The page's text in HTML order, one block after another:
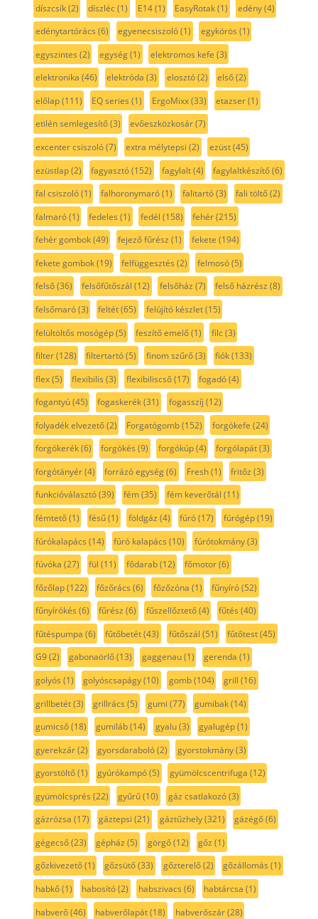
díszcsík(2) díszléc(1) E14(1) EasyRotak(1) edény(4)
edénytartórács (6) egyenecsiszoló(1) egykörös (1)
egyszintes (2) egység(1) elektromos kefe (3)
elektronika (46) elektróda (3) elosztó(2) első(2)
előlap(111) EQ series (1) ErgoMixx(33) etazser(1)
etilén semlegesítő(3) evőeszközkosár(7)
excenter csiszoló(7) extra mélytepsi (2) ezüst(45)
ezüstlap(2) fagyasztó(152) fagylalt(4) fagylaltkészítő(6)
fal csiszoló(1) falhoronymaró(1) falitartó(3) fali töltő(2)
falmaró(1) fedeles (1) fedél (158) fehér(215)
fehér gombok(49) fejező fűrész (1) fekete (194)
fekete gombok(19) felfüggesztés (2) felmosó(5)
felső(36) felsőfűtőszál (12) felsőház (7) felső házrész (8)
felsőmaró(3) feltét(65) felújító készlet(15)
felültöltős mosógép(5) feszítő emelő(1) filc(3)
filter(128) filtertartó(5) finom szűrő(3) fiók(133)
flex(5) flexibilis (3) flexibiliscső(17) fogadó(4)
fogantyú(45) fogaskerék(31) fogasszíj (12)
folyadék elvezető(2) Forgatógomb(152) forgókefe (24)
forgókerék(6) forgókés (9) forgókúp(4) forgólapát(3)
forgótányér(4) forrázó egység(6) Fresh(1) fritőz (3)
funkcióválasztó(39) fém(35) fém keverőtál (11)
fémtető(1) fésű(1) földgáz (4) fúró(17) fúrógép(19)
fúrókalapács (14) fúró kalapács (10) fúrótokmány(3)
fúvóka (27) fül (11) fődarab(12) főmotor(6)
főzőlap(122) főzőrács (6) főzőzóna (1) fűnyíró(52)
fűnyírókés (6) fűrész (6) fűszellőztető(4) fűtés (40)
fűtéspumpa (6) fűtőbetét(43) fűtőszál (51) fűtőtest(45)
G9(2) gabonaörlő(13) gaggenau(1) gerenda (1)
golyós (1) golyóscsapágy(10) gomb(104) grill (16)
grillbetét(3) grillrács (5) gumi (77) gumibak(14)
gumicső(18) gumiláb(14) gyalu(3) gyalugép(1)
gyerekzár(2) gyorsdaraboló(2) gyorstokmány(3)
gyorstöltő(1) gyúrókampó(5) gyümölcscentrifuga (12)
gyümölcsprés (22) gyűrű(10) gáz csatlakozó(3)
gázrózsa (17) gáztepsi (21) gáztűzhely(321) gázégő(6)
gégecső(23) gépház (5) görgő(12) gőz (1)
gőzkivezető(1) gőzsütő(33) gőzterelő(2) gőzállomás (1)
habkő(1) habosító(2) habszivacs (6) habtárcsa (1)
habverő(46) habverőlapát(18) habverőszár(28)